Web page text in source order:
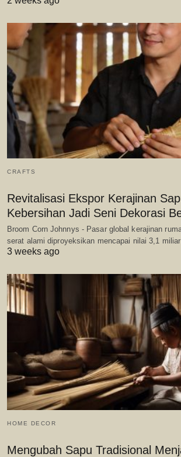
CRAFTS
Revitalisasi Ekspor Kerajinan
Kebersihan Jadi Seni Dekorasi
Broom Corn Johnnys - Pasar global kerajinan
serat alami diproyeksikan mencapai nilai 3,1
3 weeks ago
HOME DECOR
Mengubah Sapu Tradisional